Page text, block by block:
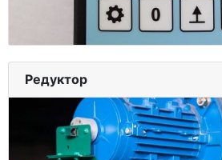
Редуктор